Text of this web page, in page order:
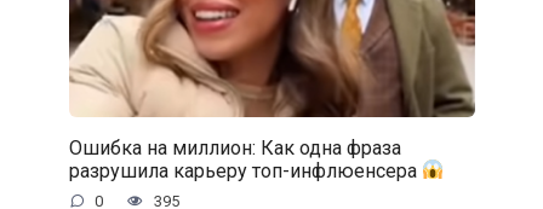
Ошибка на миллион: Как одна фраза
разрушила карьеру топ-инфлюенсера
0 395